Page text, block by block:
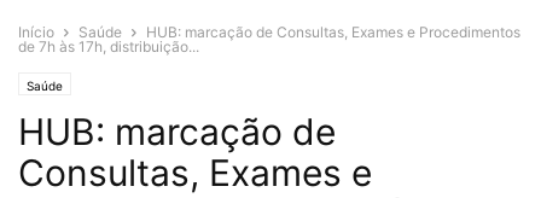
Início Saúde
HUB: marcação de Consultas, Exames e Procedimentos
de 7h às 17h, distribuição...
Saúde
HUB: marcação de
Consultas, Exames e